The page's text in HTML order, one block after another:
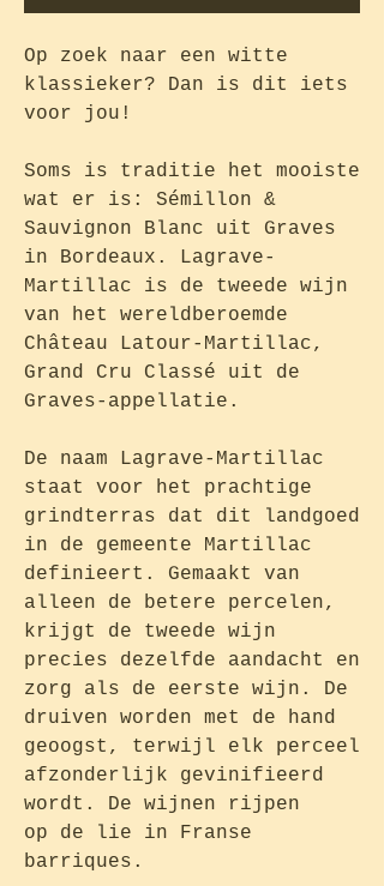
Op zoek naar een witte
klassieker? Dan is dit iets
voor jou!
Soms is traditie het mooiste
wat er is: Sémillon &
Sauvignon Blanc uit Graves
in Bordeaux. Lagrave-
Martillac is de tweede wijn
van het wereldberoemde
Château Latour-Martillac,
Grand Cru Classé uit de
Graves-appellatie.
De naam Lagrave-Martillac
staat voor het prachtige
grindterras dat dit landgoed
in de gemeente Martillac
definieert. Gemaakt van
alleen de betere percelen,
krijgt de tweede wijn
precies dezelfde aandacht en
zorg als de eerste wijn. De
druiven worden met de hand
geoogst, terwijl elk perceel
afzonderlijk gevinifieerd
wordt. De wijnen rijpen
op de lie in Franse
barriques.